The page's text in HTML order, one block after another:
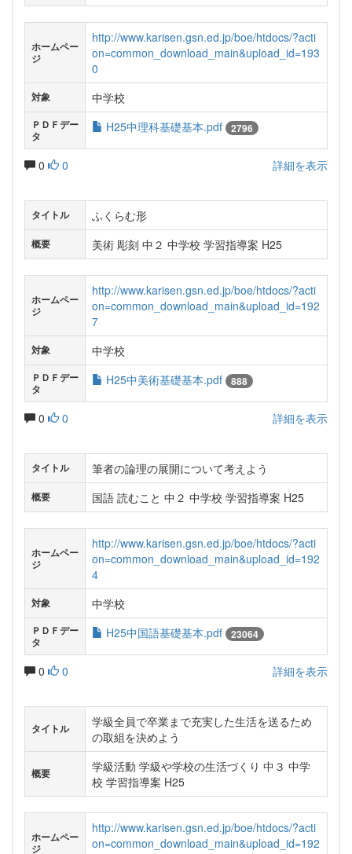
ホームペー
ジ
http://www.karisen.gsn.ed.jp/boe/htdocs/?acti
on=common_download_main&upload_id=193
0
対象 中学校
ＰＤＦデー
タ
H25中理科基礎基本.pdf 2796
0 0 詳細を表示
タイトル ふくらむ形
概要 美術 彫刻 中２ 中学校 学習指導案 H25
ホームペー
ジ
http://www.karisen.gsn.ed.jp/boe/htdocs/?acti
on=common_download_main&upload_id=192
7
対象 中学校
ＰＤＦデー
タ
H25中美術基礎基本.pdf 888
0 0 詳細を表示
タイトル 筆者の論理の展開について考えよう
概要 国語 読むこと 中２ 中学校 学習指導案 H25
ホームペー
ジ
http://www.karisen.gsn.ed.jp/boe/htdocs/?acti
on=common_download_main&upload_id=192
4
対象 中学校
ＰＤＦデー
タ
H25中国語基礎基本.pdf 23064
0 0 詳細を表示
タイトル
学級全員で卒業まで充実した生活を送るため
の取組を決めよう
概要
学級活動 学級や学校の生活づくり 中３ 中学
校 学習指導案 H25
ホームペー
ジ
http://www.karisen.gsn.ed.jp/boe/htdocs/?acti
on=common_download_main&upload_id=192